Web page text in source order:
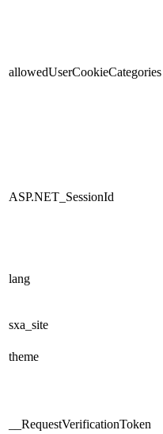
allowedUserCookieCategories
ASP.NET_SessionId
lang
sxa_site
theme
__RequestVerificationToken